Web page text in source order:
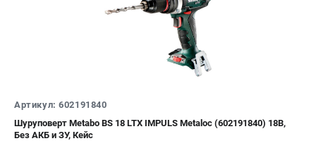
Артикул: 602191840
Шуруповерт Metabo BS 18 LTX IMPULS Metaloc (602191840) 18В,
Без АКБ и ЗУ, Кейс